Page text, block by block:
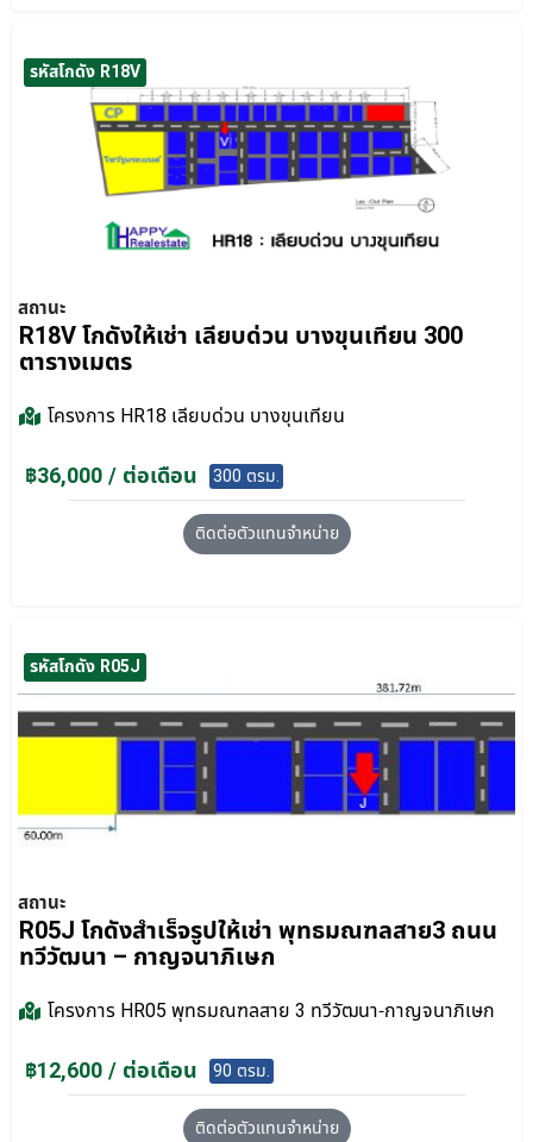
รหัสโกดัง R18V
สถานะ
R18V โกดังให้เช่า เลียบด่วน บางขุนเทียน 300
ตารางเมตร
โครงการ HR18 เลียบด่วน บางขุนเทียน
฿36,000 / ต่อเดือน 300 ตรม.
ติดต่อตัวแทนจำหน่าย
รหัสโกดัง R05J
สถานะ
R05J โกดังสำเร็จรูปให้เช่า พุทธมณฑลสาย3 ถนน
ทวีวัฒนา – กาญจนาภิเษก
โครงการ HR05 พุทธมณฑลสาย 3 ทวีวัฒนา-กาญจนาภิเษก
฿12,600 / ต่อเดือน 90 ตรม.
ติดต่อตัวแทนจำหน่าย